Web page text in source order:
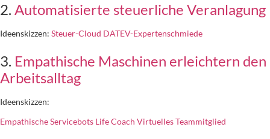
2. Automatisierte steuerliche Veranlagung
Ideenskizzen: Steuer-Cloud DATEV-Expertenschmiede
3. Empathische Maschinen erleichtern den
Arbeitsalltag
Ideenskizzen:
Empathische Servicebots Life Coach Virtuelles Teammitglied